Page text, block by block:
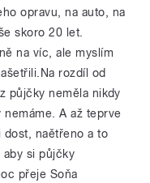
opravu, na auto, na
skoro 20 let.
na víc, ale myslím
rozdíl od
půjčky neměla nikdy
A až teprve
naětřeno a to
aby si půjčky
přeje Soňa